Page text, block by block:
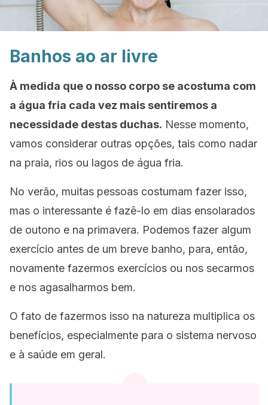
Banhos ao ar livre
À medida que o nosso corpo se acostuma com
a água fria cada vez mais sentiremos a
necessidade destas duchas. Nesse momento,
vamos considerar outras opções, tais como nadar
na praia, rios ou lagos de água fria.
No verão, muitas pessoas costumam fazer isso,
mas o interessante é fazê-lo em dias ensolarados
de outono e na primavera. Podemos fazer algum
exercício antes de um breve banho, para, então,
novamente fazermos exercícios ou nos secarmos
e nos agasalharmos bem.
O fato de fazermos isso na natureza multiplica os
benefícios, especialmente para o sistema nervoso
e à saúde em geral.